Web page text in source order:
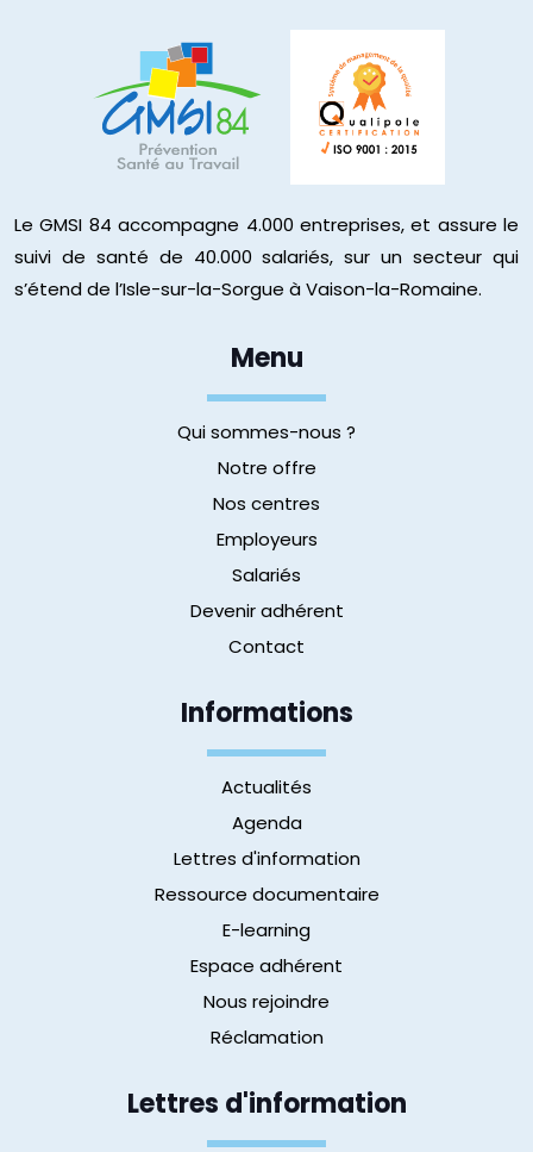
Le GMSI 84 accompagne 4.000 entreprises, et assure le
suivi de santé de 40.000 salariés, sur un secteur qui
s’étend de l’Isle-sur-la-Sorgue à Vaison-la-Romaine.
Menu
Qui sommes-nous ?
Notre offre
Nos centres
Employeurs
Salariés
Devenir adhérent
Contact
Informations
Actualités
Agenda
Lettres d'information
Ressource documentaire
E-learning
Espace adhérent
Nous rejoindre
Réclamation
Lettres d'information